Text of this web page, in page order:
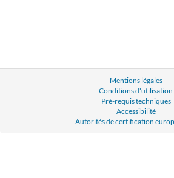
Mentions légales
Conditions d'utilisation
Pré-requis techniques
Accessibilité
Autorités de certification